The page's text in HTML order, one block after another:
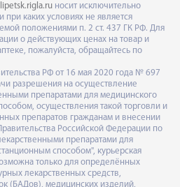
lipetsk.rigla.ru носит исключительно
каких условиях не является
положениями п. 2 ст. 437 ГК РФ. Для
о действующих ценах на товар и
пожалуйста, обращайтесь по
РФ от 16 мая 2020 года № 697
разрешения на осуществление
препаратами для медицинского
осуществления такой торговли и
препаратов гражданам и внесении
Российской Федерации по
препаратами для
способом", курьерская
только для определённых
лекарственных средств,
(БАДов), медицинских изделий,